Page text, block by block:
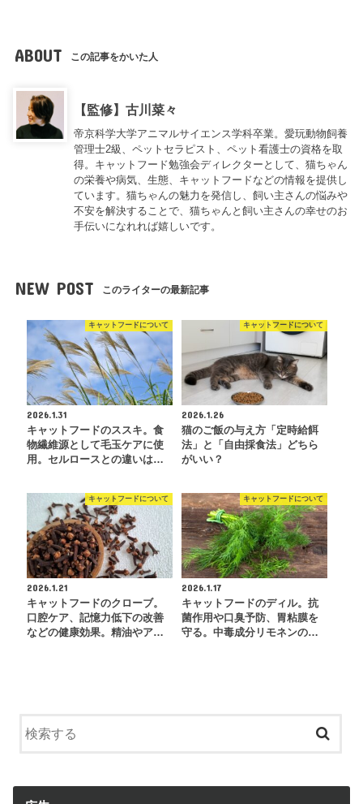
ABOUT この記事をかいた人
【監修】古川菜々
帝京科学大学アニマルサイエンス学科卒業。愛玩動物飼養
管理士2級、ペットセラピスト、ペット看護士の資格を取
得。キャットフード勉強会ディレクターとして、猫ちゃん
の栄養や病気、生態、キャットフードなどの情報を提供し
ています。猫ちゃんの魅力を発信し、飼い主さんの悩みや
不安を解決することで、猫ちゃんと飼い主さんの幸せのお
手伝いになれれば嬉しいです。
NEW POST このライターの最新記事
キャットフードについて
2026.1.31
キャットフードのススキ。食
物繊維源として毛玉ケアに使
用。セルロースとの違いは…
キャットフードについて
2026.1.26
猫のご飯の与え方「定時給餌
法」と「自由採食法」どちら
がいい？
キャットフードについて
2026.1.21
キャットフードのクローブ。
口腔ケア、記憶力低下の改善
などの健康効果。精油やア…
キャットフードについて
2026.1.17
キャットフードのディル。抗
菌作用や口臭予防、胃粘膜を
守る。中毒成分リモネンの…